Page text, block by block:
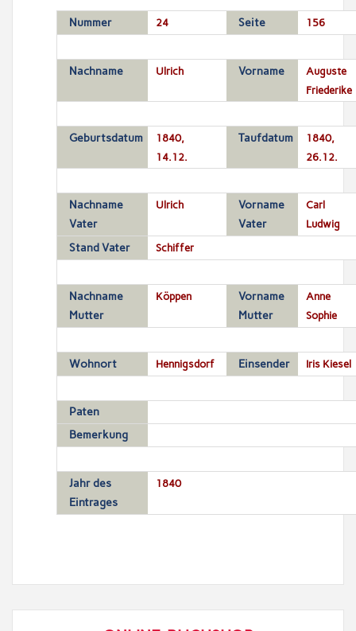
Nummer 24 Seite 156
Nachname Ulrich Vorname
Auguste
Friederike
Geburtsdatum
1840,
14.12.
Taufdatum
1840,
26.12.
Nachname
Vater
Ulrich
Vorname
Vater
Carl
Ludwig
Stand Vater Schiffer
Nachname
Mutter
Köppen
Vorname
Mutter
Anne
Sophie
Wohnort Hennigsdorf Einsender Iris Kiesel
Paten
Bemerkung
Jahr des
Eintrages
1840